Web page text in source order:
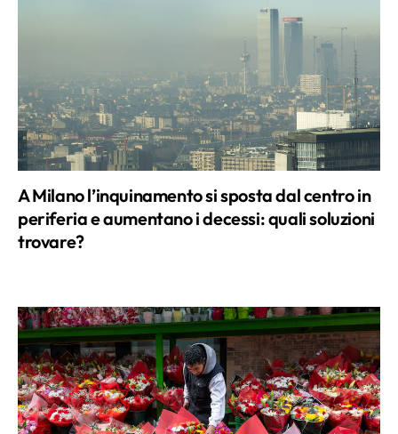
A Milano l’inquinamento si sposta dal centro in
periferia e aumentano i decessi: quali soluzioni
trovare?